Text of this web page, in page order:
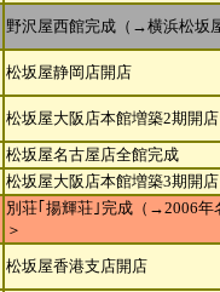
野沢屋西館完成（→横浜松坂
松坂屋静岡店開店
松坂屋大阪店本館増築2期開店
松坂屋名古屋店全館完成
松坂屋大阪店本館増築3期開
別荘｢揚輝荘｣完成（→2006年
＞
松坂屋香港支店開店